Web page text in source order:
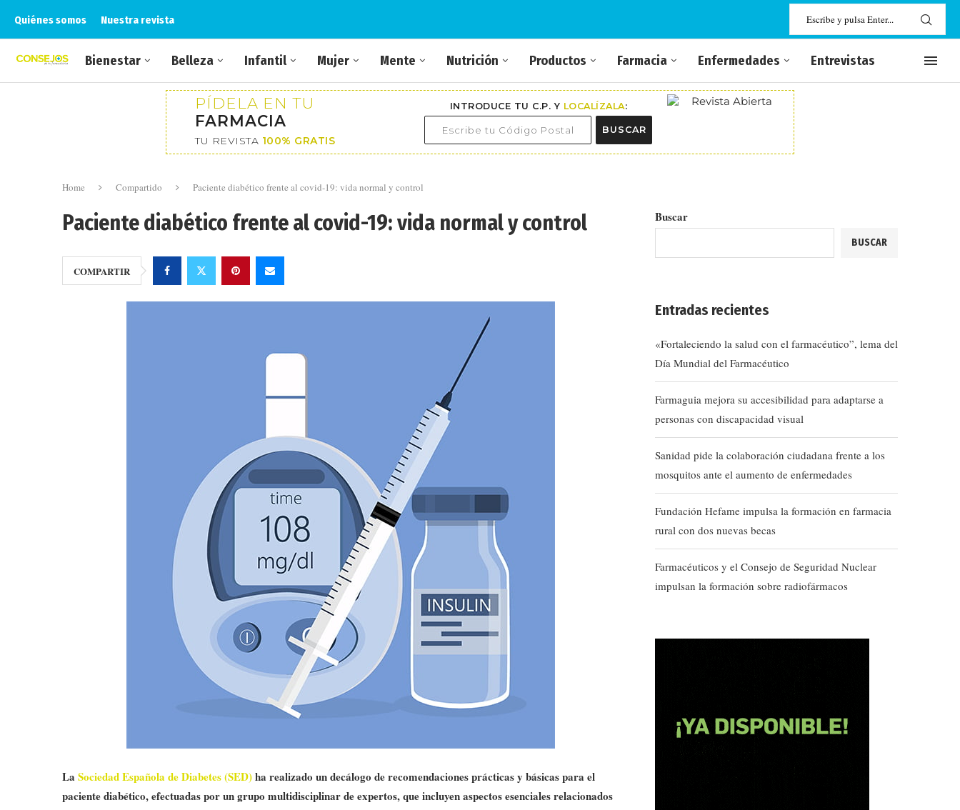
Quiénes somos Nuestra revista
Bienestar Belleza Infantil Mujer Mente Nutrición Productos Farmacia Enfermedades Entrevistas
PÍDELA EN TU
FARMACIA
TU REVISTA 100% GRATIS
INTRODUCE TU C.P. Y LOCALÍZALA:
BUSCAR
Home Compartido Paciente diabético frente al covid-19: vida normal y control
Paciente diabético frente al covid-19: vida normal y control
COMPARTIR
La Sociedad Española de Diabetes (SED)ha realizado un decálogo de recomendaciones prácticas y básicas para el
paciente diabético, efectuadas por un grupo multidisciplinar de expertos, que incluyen aspectos esenciales relacionados
Buscar
BUSCAR
Entradas recientes
«Fortaleciendo la salud con el farmacéutico”, lema del
Día Mundial del Farmacéutico
Farmaguia mejora su accesibilidad para adaptarse a
personas con discapacidad visual
Sanidad pide la colaboración ciudadana frente a los
mosquitos ante el aumento de enfermedades
Fundación Hefame impulsa la formación en farmacia
rural con dos nuevas becas
Farmacéuticos y el Consejo de Seguridad Nuclear
impulsan la formación sobre radiofármacos